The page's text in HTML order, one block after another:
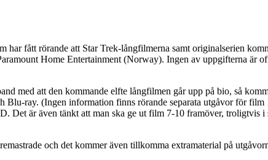
fått rörande att Star Trek-långfilmerna samt originalserien
Home Entertainment (Norway). Ingen av uppgifterna är
med att den kommande elfte långfilmen går upp på bio, så
ray. (Ingen information finns rörande separata utgåvor för film
Det är även tänkt att man ska ge ut film 7-10 framöver, troligtvis
och det kommer även tillkomma extramaterial på